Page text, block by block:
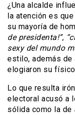
¿Una alcalde
la atención es
su mayoría de
de presidenta!”,
sexy del mundo
estilo, además de
elogiaron su
Lo que resulta
electoral acusó a
sólida como la de